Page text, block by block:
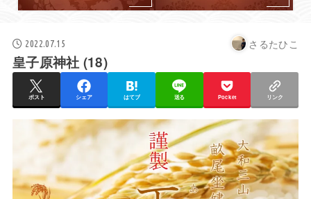
2022.07.15 さるたひこ
皇子原神社 (18)
ポスト シェア はてブ 送る Pocket リンク